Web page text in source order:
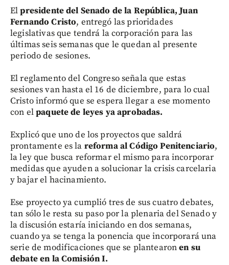
Elpresidente del Senado de la República, Juan
Fernando Cristo, entregó las prioridades
legislativas que tendrá la corporación para las
últimas seis semanas que le quedan al presente
periodo de sesiones.
El reglamento del Congreso señala que estas
sesiones van hasta el 16 de diciembre, para lo cual
Cristo informó que se espera llegar a ese momento
con elpaquete de leyes ya aprobadas.
Explicó que uno de los proyectos que saldrá
prontamente es la reforma al Código Penitenciario,
la ley que busca reformar el mismo para incorporar
medidas que ayuden a solucionar la crisis carcelaria
y bajar el hacinamiento.
Ese proyecto ya cumplió tres de sus cuatro debates,
tan sólo le resta su paso por la plenaria del Senado y
la discusión estaría iniciando en dos semanas,
cuando ya se tenga la ponencia que incorporará una
serie de modificaciones que se plantearonen su
debate en la Comisión I.